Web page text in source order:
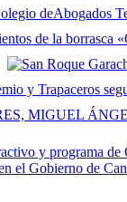
de la borrasca
y Trapaceros
y programa de
el Gobierno de